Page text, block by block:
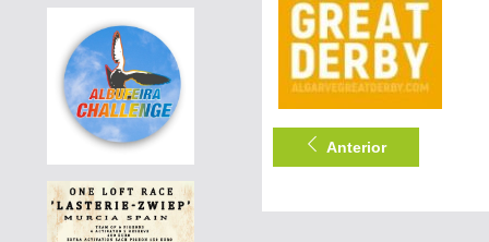
PT-6365101-26|60 EUR
DERBY BORRACHOS 2026 - 2A
Anterior